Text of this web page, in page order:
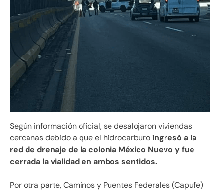
Según información oficial, se desalojaron viviendas
cercanas debido a que el hidrocarburo ingresó a la
red de drenaje de la colonia México Nuevo y fue
cerrada la vialidad en ambos sentidos.
Por otra parte, Caminos y Puentes Federales (Capufe)